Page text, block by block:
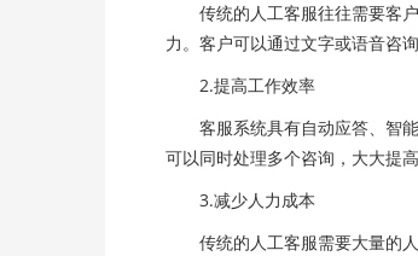
传统的人工客服往往需要客户
力。客户可以通过文字或语音咨
2.提高工作效率
客服系统具有自动应答、智能
可以同时处理多个咨询，大大提高
3.减少人力成本
传统的人工客服需要大量的人